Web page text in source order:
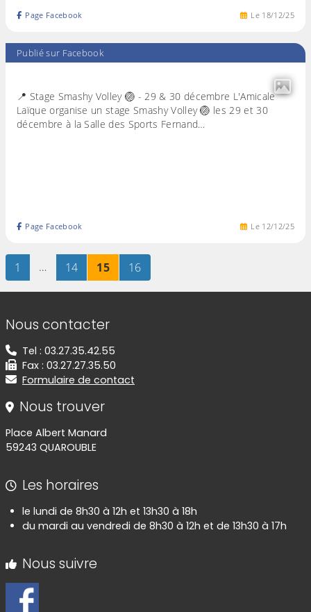
Le 18/12/25
Page Facebook
Publié sur Facebook
📍 Stage Smashy Volley 🏐 - 29 & 30 décembre L'Amicale
Laïque organise un stage Smashy Volley 🏐 les 29 et 30
décembre à la Salle des Sports Fernand…
Le 12/12/25
Page Facebook
Page
1 sur 16
… Page
14sur 16
Page
15sur 16
Page
16sur 16
Informations de contact
Nous contacter
Tel : 03.27.35.42.55
Fax : 03.27.27.35.50
Formulaire de contact
Nous trouver
Place Albert Manard
59243 QUAROUBLE
Les horaires
le lundi de 8h30 à 12h et 13h30 à 18h
du mardi au vendredi de 8h30 à 12h et de 13h30 à 17h
Nous suivre